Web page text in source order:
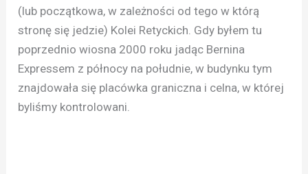
(lub początkowa, w zależności od tego w którą
stronę się jedzie) Kolei Retyckich. Gdy byłem tu
poprzednio wiosna 2000 roku jadąc Bernina
Expressem z północy na południe, w budynku tym
znajdowała się placówka graniczna i celna, w której
byliśmy kontrolowani.